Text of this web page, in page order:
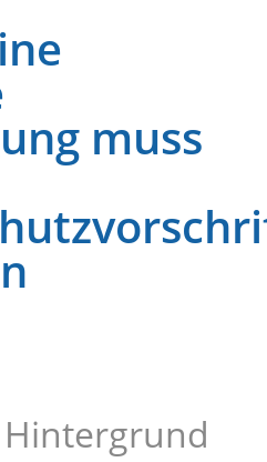
muss